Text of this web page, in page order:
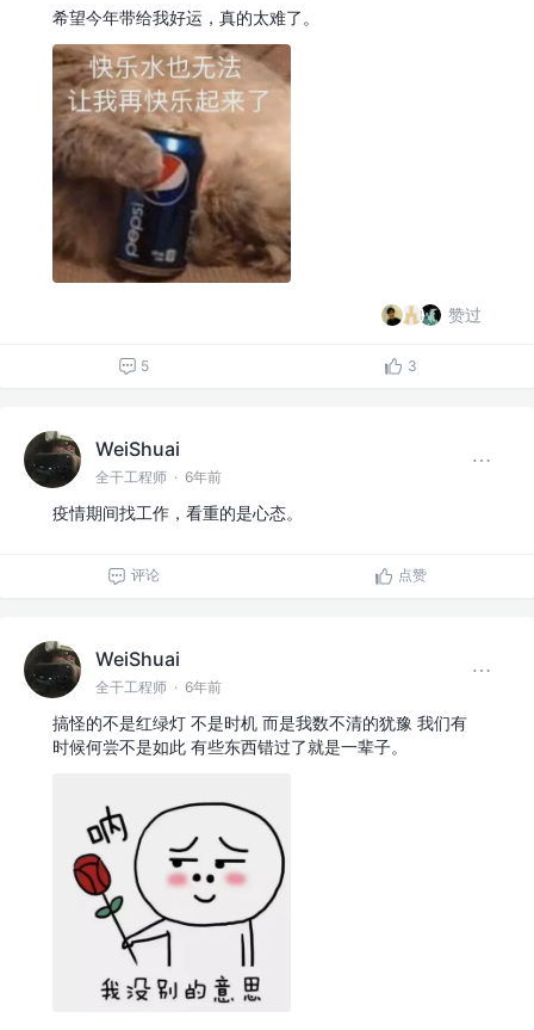
希望今年带给我好运，真的太难了。
赞过
5 3
WeiShuai
全干工程师 · 6年前
疫情期间找工作，看重的是心态。
评论 点赞
WeiShuai
全干工程师 · 6年前
搞怪的不是红绿灯 不是时机 而是我数不清的犹豫 我们有
时候何尝不是如此 有些东西错过了就是一辈子。